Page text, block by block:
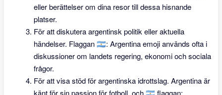
eller berättelser om dina resor till dessa hisnande
platser.
För att diskutera argentinsk politik eller aktuella
händelser. Flaggan 🇦🇷: Argentina emoji används ofta i
diskussioner om landets regering, ekonomi och sociala
frågor.
För att visa stöd för argentinska idrottslag. Argentina är
känt för sin passion för fotboll, och 🇦🇷 flaggan: